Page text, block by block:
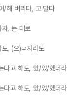
/해 버리다, 고 말다
자, 는 대로
도, (으)ㄹ지라도
다고 해도, 았/었/했더
다고 해도, 았/었/했더